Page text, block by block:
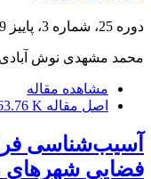
دوره 25، شماره 3، پاییز 1399، صفحه
محمد مشهدی نوش
مشاهده مقاله
اصل مقاله K
آسیب‌شناسی
فضایی شهرهای